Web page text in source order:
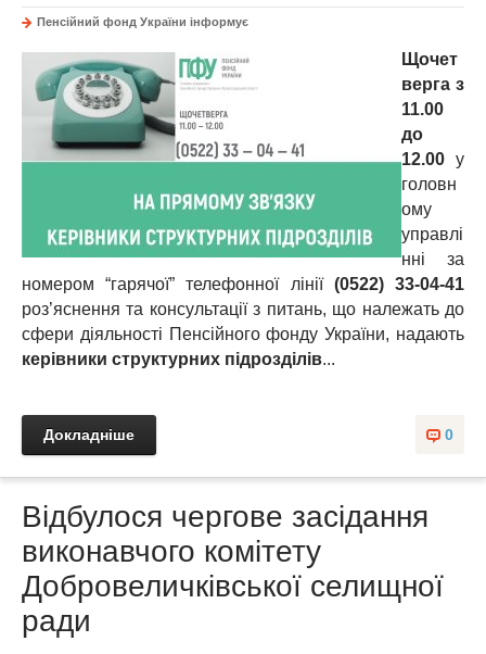
Пенсійний фонд України інформує
Щочет
верга з
11.00
до
12.00 у
головн
ому
управлі
нні за
номером “гарячої” телефонної лінії (0522) 33-04-41
роз’яснення та консультації з питань, що належать до
сфери діяльності Пенсійного фонду України, надають
керівники структурних підрозділів...
0
Докладніше
Відбулося чергове засідання
виконавчого комітету
Добровеличківської селищної
ради